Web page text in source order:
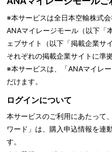
※本サービスは全日本空輸株式
ANAマイレージモール（以下「
ェブサイト（以下「掲載企業サ
それぞれの掲載企業サイトに準
※本サービスは、「ANAマイレ
だけます。
ログインについて
本サービスのご利用にあたって
ワード」は、購入申込情報を連
す。